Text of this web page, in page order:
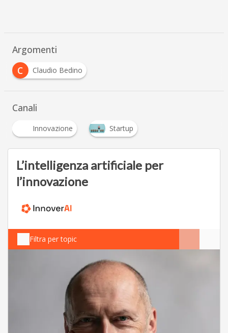
Argomenti
C
Claudio Bedino
Canali
Innovazione Startup
L’intelligenza artificiale per
l’innovazione
Filtra per topic